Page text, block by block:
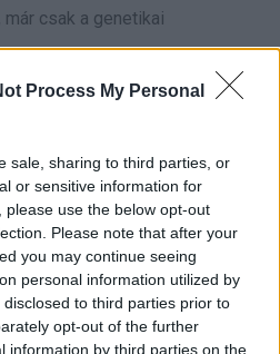
Process My Personal
sale, sharing to third parties, or
or sensitive information for
use the below opt-out
Please note that after your
you may continue seeing
personal information utilized by
to third parties prior to
opt-out of the further
information by third parties on the
már csak a genetikai
többi emlősállatot, hogyan
teszi a kapcsolatunkat,
amire vágyom, amit ne
ettől jobb férj leszek.”